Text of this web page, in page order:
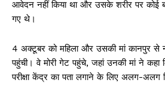
आवेदन नहीं किया था और उसके शरीर पर कोई
गए थे।
4 अक्टूबर को महिला और उसकी मां कानपुर से
पहुंची। वे मोरी गेट पहुंचे, जहां उनकी मां ने कहा
परीक्षा केंद्र का पता लगाने के लिए अलग-अलग